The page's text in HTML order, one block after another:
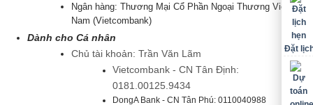
Ngân hàng: Thương Mại Cổ Phần Ngoại Thương Việt
Nam (Vietcombank)
Dành cho Cá nhân
Chủ tài khoản: Trần Văn Lãm
Vietcombank - CN Tân Định:
0181.00125.9434
DongA Bank - CN Tân Phú: 0110040988
Đặt